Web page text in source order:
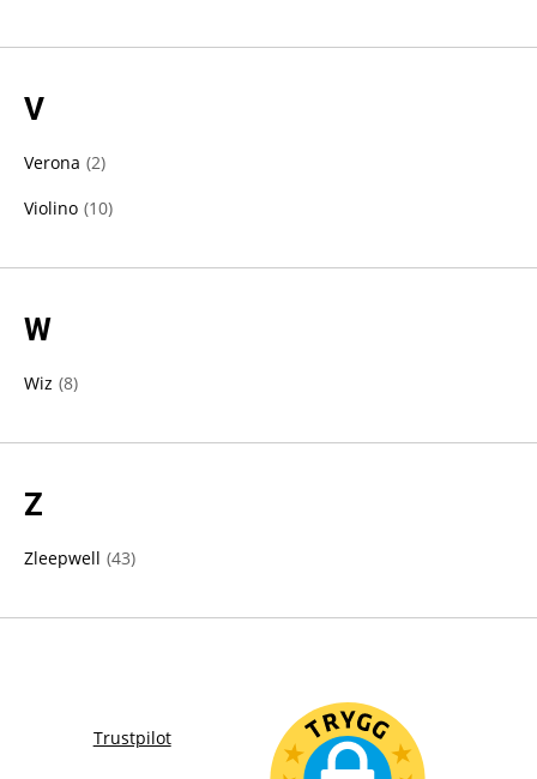
V
Verona (2)
Violino (10)
W
Wiz (8)
Z
Zleepwell (43)
Trustpilot